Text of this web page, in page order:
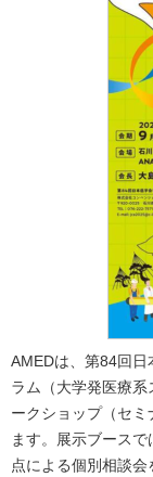
AMEDは、第84回
ラム（大学発医療
ークショップ（セ
ます。展示ブース
点による個別相談会